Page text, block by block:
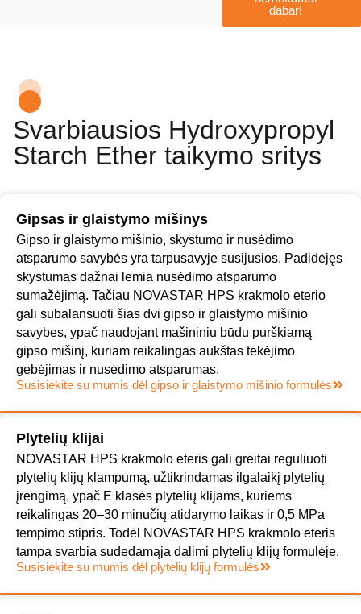
dabar!
Svarbiausios Hydroxypropyl
Starch Ether taikymo sritys
Gipsas ir glaistymo mišinys
Gipso ir glaistymo mišinio, skystumo ir nusėdimo
atsparumo savybės yra tarpusavyje susijusios. Padidėjęs
skystumas dažnai lemia nusėdimo atsparumo
sumažėjimą. Tačiau NOVASTAR HPS krakmolo eterio
gali subalansuoti šias dvi gipso ir glaistymo mišinio
savybes, ypač naudojant mašininiu būdu purškiamą
gipso mišinį, kuriam reikalingas aukštas tekėjimo
gebėjimas ir nusėdimo atsparumas.
Susisiekite su mumis dėl gipso ir glaistymo mišinio formulės
Plytelių klijai
NOVASTAR HPS krakmolo eteris gali greitai reguliuoti
plytelių klijų klampumą, užtikrindamas ilgalaikį plytelių
įrengimą, ypač E klasės plytelių klijams, kuriems
reikalingas 20–30 minučių atidarymo laikas ir 0,5 MPa
tempimo stipris. Todėl NOVASTAR HPS krakmolo eteris
tampa svarbia sudedamąja dalimi plytelių klijų formulėje.
Susisiekite su mumis dėl plytelių klijų formulės